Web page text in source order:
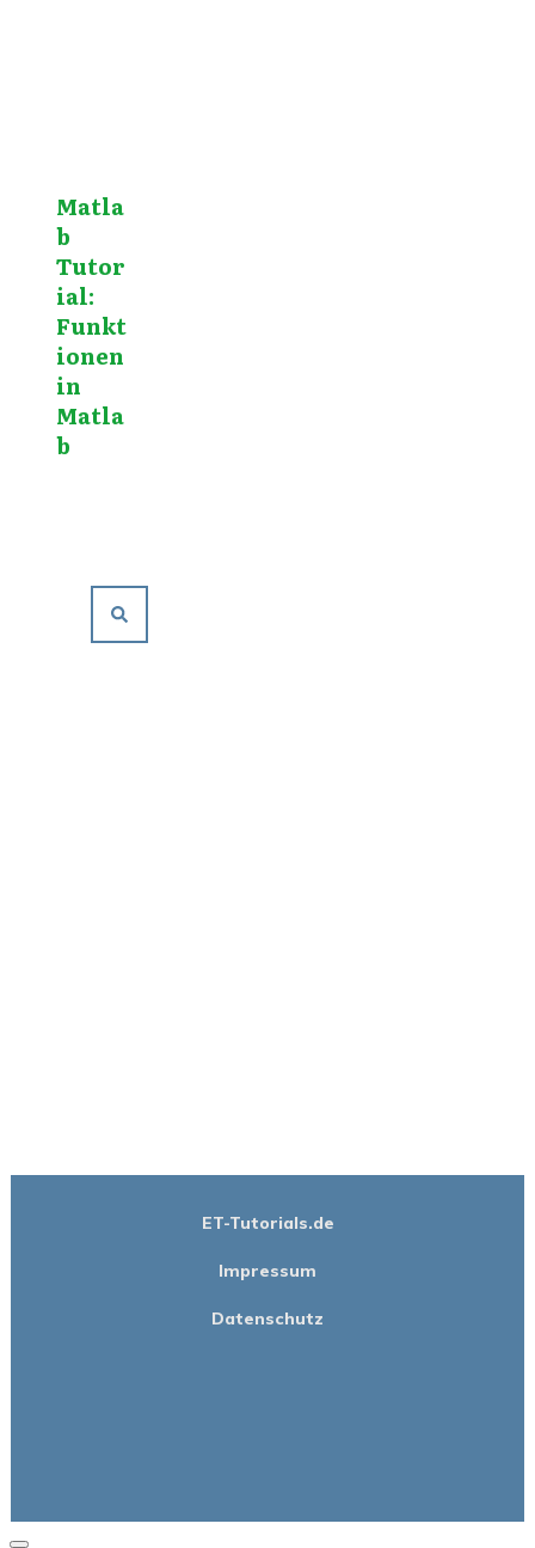
Matla
b
Tutor
ial:
Funkt
ionen
in
Matla
b
ET-Tutorials.de
Impressum
Datenschutz